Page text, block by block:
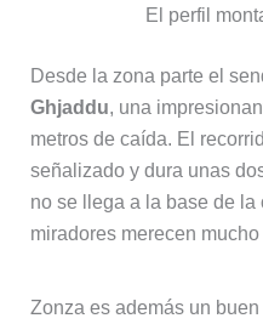
El perfil
Desde la zona parte el
Ghjaddu, una
metros de caída. El
señalizado y dura unas
no se llega a la base de
miradores merecen
Zonza es además un